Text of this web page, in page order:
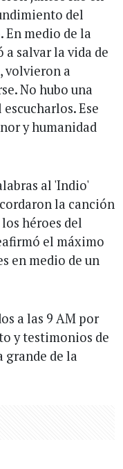
del
En medio de la
a salvar la vida de
volvieron a
No hubo una
Ese
y humanidad
al 'Indio'
la canción
héroes del
el máximo
en medio de un
a las 9 AM por
y testimonios de
de la